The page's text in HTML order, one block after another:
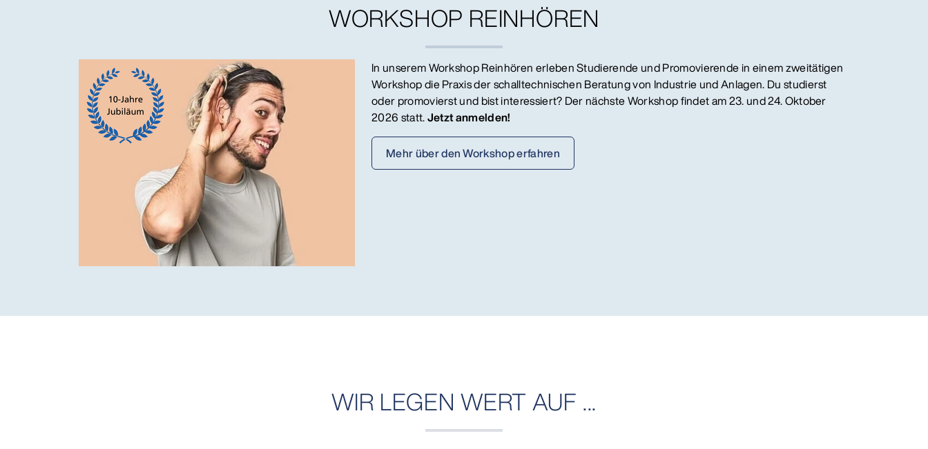
WORKSHOP REINHÖREN
In unserem Workshop Reinhören erleben Studierende und Promovierende in einem zweitätigen
Workshop die Praxis der schalltechnischen Beratung von Industrie und Anlagen. Du studierst
oder promovierst und bist interessiert? Der nächste Workshop findet am 23. und 24. Oktober
2026 statt.Jetzt anmelden!
Mehr über den Workshop erfahren
WIR LEGEN WERT AUF ...